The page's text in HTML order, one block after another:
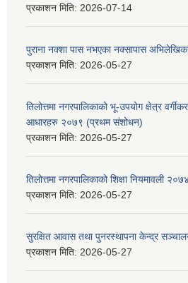
प्रकाशन मिति: 2026-07-14
पुराना नक्शा पास नभएका नक्सापास
प्रकाशन मिति: 2026-05-27
तिलोत्तमा नगरपालिकाको भू-उपयोग क्षेत्र
आधारहरु २०७९ (प्रथम संशोधन)
प्रकाशन मिति: 2026-05-27
तिलोत्तमा नगरपालिकाको शिक्षा नियमावली
प्रकाशन मिति: 2026-05-27
सुरक्षित आवास तथा पुनरस्थापना केन्द्र
प्रकाशन मिति: 2026-05-27